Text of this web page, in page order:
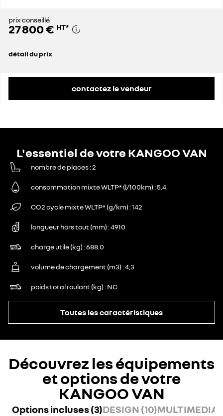
prix conseillé
27 800 € HT*
détail du prix
contactez le vendeur
L'essentiel de votre KANGOO VAN
nombre de places 2
consommation mixte WLTP* (l/100km) 5.4
CO2 cycle mixte WLTP* (g/km) 142
longueur hors tout (mm) 4910
charge utile (kg) 688.0
volume de chargement (m3) 4,3
poids total roulant (kg) NC
Toutes les caractéristiques
Découvrez les équipements
et options de votre
KANGOO VAN
Options incluses (3)DESIGN (10)MULTIMEDIA